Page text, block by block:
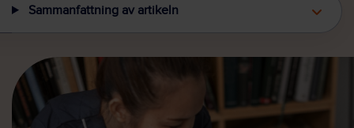
Sammanfattning av artikeln